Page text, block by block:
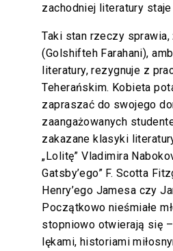
zachodniej literatury
Taki stan rzeczy
(Golshifteh Farahani),
literatury, rezygnuje z
Teherańskim. Kobieta
zapraszać do swojego
zaangażowanych
zakazane klasyki
„Lolitę” Vladimira
Gatsby’ego” F. Scotta
Henry’ego Jamesa czy
Początkowo nieśmiałe
stopniowo otwierają się
lękami, historiami